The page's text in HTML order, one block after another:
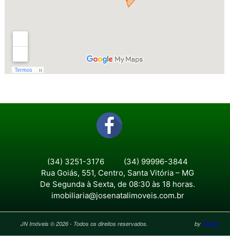
(34) 3251-3176
(34) 99996-3844
Rua Goiás, 551, Centro, Santa Vitória – MG
De Segunda à Sexta, de 08:30 às 18 horas.
imobiliaria@josenatalimoveis.com.br
JN Imóveis © 2026 - Todos os direitos reservados. by Target